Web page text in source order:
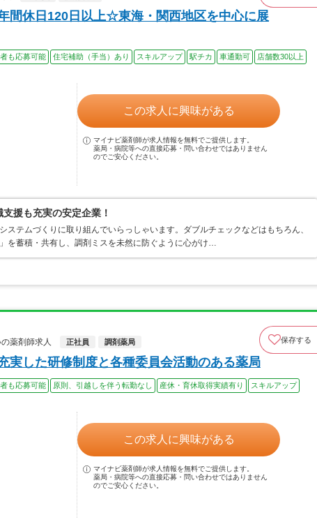
間休日120日以上☆東海・関西地区を中心に展
も応募可能 住宅補助（手当）あり スキルアップ 駅チカ 車通勤可
店舗数30以上
この求人に興味がある
マイナビ薬剤師が求人情報を無料でご提供します。
薬局・病院等への直接応募・問い合わせではありません
のでご安心ください。
援も充実の安定企業！
ステムづくりに取り組んでいらっしゃいます。ダブルチェックなどはもちろん、
を蓄積・共有し、調剤ミスを未然に防ぐように心がけ…
薬剤師求人
正社員 調剤薬局 保存する
実した研修制度と各種委員会活動のある薬局
も応募可能 原則、引越しを伴う転勤なし 産休・育休取得実績有り
スキルアップ
この求人に興味がある
マイナビ薬剤師が求人情報を無料でご提供します。
薬局・病院等への直接応募・問い合わせではありません
のでご安心ください。